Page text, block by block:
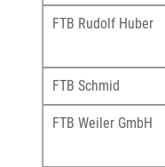
FTB Rudolf Huber
FTB Schmid
FTB Weiler GmbH